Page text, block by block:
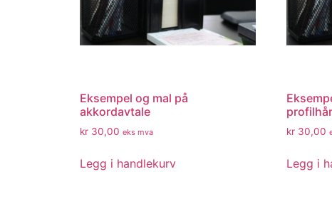
Eksempel og mal på
akkordavtale
kr 30,00 eks mva
Legg i handlekurv
kr30,00
Legg i